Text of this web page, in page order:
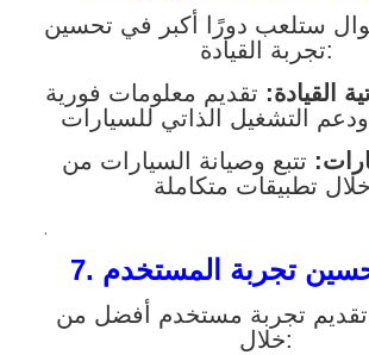
ستلعب دورًا أكبر في تحسين
تجربة القيادة:
القيادة: تقديم معلومات فورية
تتبع وصيانة السيارات من
.
تقديم تجربة مستخدم أفضل من
خلال: